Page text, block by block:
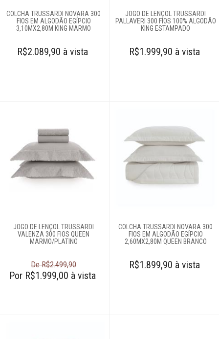
COLCHA TRUSSARDI NOVARA 300
FIOS EM ALGODÃO EGÍPCIO
3,10MX2,80M KING MARMO
R$2.089,90 à vista
JOGO DE LENÇOL TRUSSARDI
PALLAVERI 300 FIOS 100% ALGODÃO
KING ESTAMPADO
R$1.999,90 à vista
JOGO DE LENÇOL TRUSSARDI
VALENZA 300 FIOS QUEEN
MARMO/PLATINO
De R$2.499,90
Por R$1.999,00 à vista
COLCHA TRUSSARDI NOVARA 300
FIOS EM ALGODÃO EGÍPCIO
2,60MX2,80M QUEEN BRANCO
R$1.899,90 à vista